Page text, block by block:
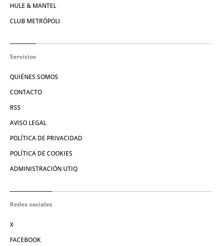
HULE & MANTEL
CLUB METRÓPOLI
Servicios
QUIÉNES SOMOS
CONTACTO
RSS
AVISO LEGAL
POLÍTICA DE PRIVACIDAD
POLÍTICA DE COOKIES
ADMINISTRACIÓN UTIQ
Redes sociales
X
FACEBOOK